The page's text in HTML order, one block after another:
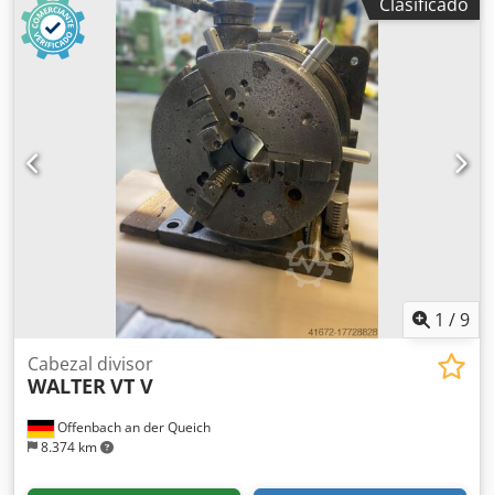
aprox. 4.000 m³/h. Eliminación: 2 x 30 L recipientes
desechables. ¡Venta previa reservada! Chjdpfx Asrzrimol
Aoa
1 /9
Offenbach an der Queich
8.374 km
Cabezal divisor
WALTER VT V